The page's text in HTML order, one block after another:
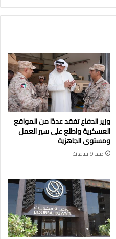
وزير الدفاع تفقد عددًا من المواقع
العسكرية واطلع على سير العمل
ومستوى الجاهزية
منذ 9 ساعات